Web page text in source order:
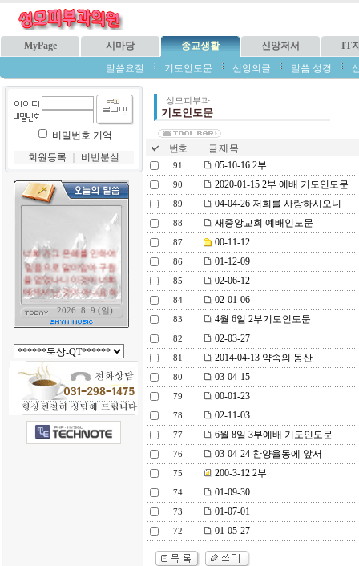
MyPage 시마당 종교생활 신앙저서
IT
말씀요절
기도인도문 신앙의글 말씀.성경
비밀번호 기억
회원등록
비번분실
성모피부과
기도인도문
번호 글 제 목
91 05-10-16 2부
90 2020-01-15 2부 예배 기도인도문
89 04-04-26 저희를 사랑하시오니
88 새중앙교회 예배인도문
87 00-11-12
86 01-12-09
85 02-06-12
84 02-01-06
83 4월 6일 2부기도인도문
82 02-03-27
81 2014-04-13 약속의 동산
80 03-04-15
79 00-01-23
78 02-11-03
77 6월 8일 3부예배 기도인도문
76 03-04-24 찬양율동에 앞서
75 200-3-12 2부
74 01-09-30
73 01-07-01
72 01-05-27